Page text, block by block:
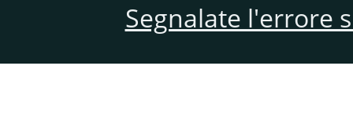
Segnalate l'errore